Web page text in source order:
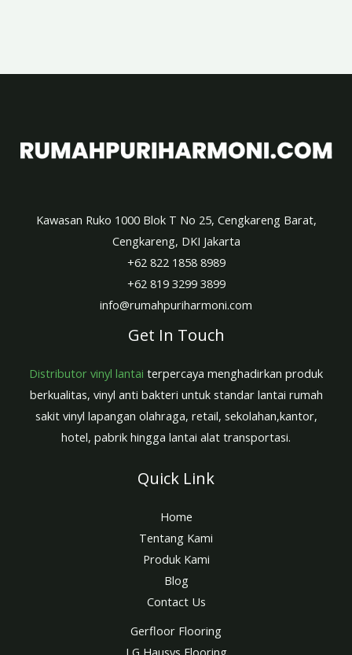
Kawasan Ruko 1000 Blok T No 25, Cengkareng Barat,
Cengkareng, DKI Jakarta
+62 822 1858 8989
+62 819 3299 3899
info@rumahpuriharmoni.com
Get In Touch
Distributor vinyl lantai terpercaya menghadirkan produk
berkualitas, vinyl anti bakteri untuk standar lantai rumah
sakit vinyl lapangan olahraga, retail, sekolahan,kantor,
hotel, pabrik hingga lantai alat transportasi.
Quick Link
Home
Tentang Kami
Produk Kami
Blog
Contact Us
Gerfloor Flooring